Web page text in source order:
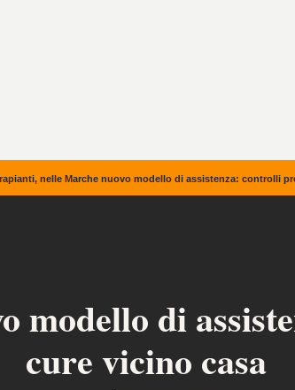
nelle Marche nuovo modello di assistenza: controlli
modello di
cure vicino casa